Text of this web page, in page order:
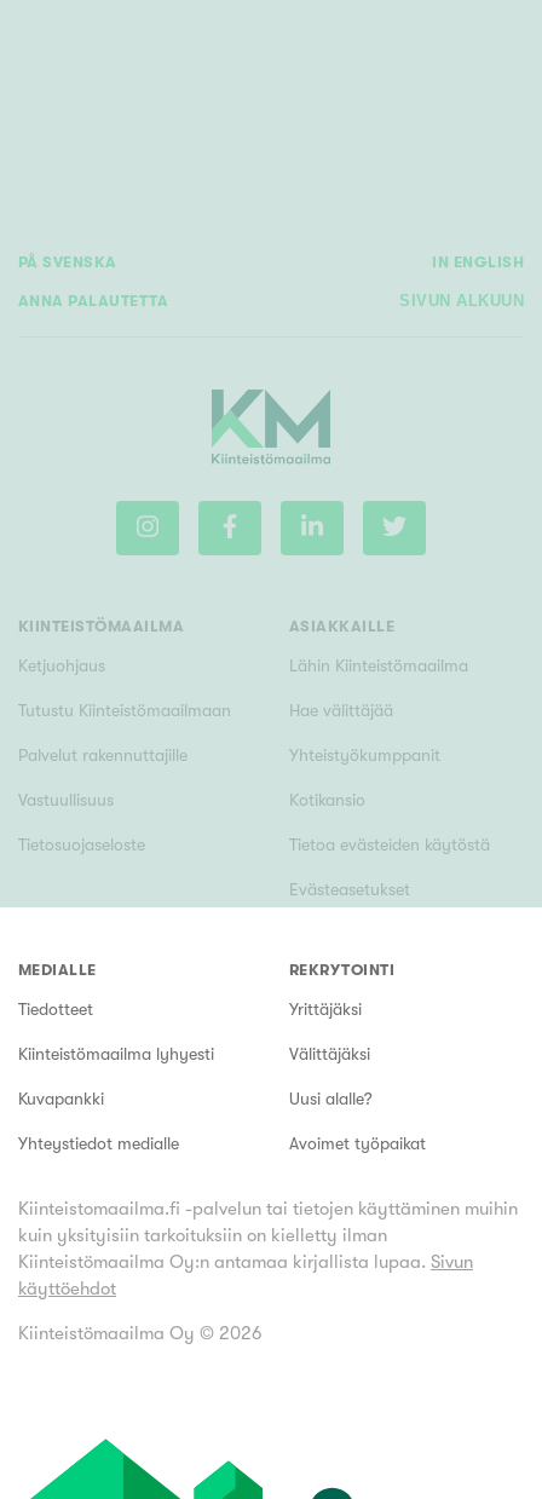
PÅ SVENSKA IN ENGLISH
ANNA PALAUTETTA SIVUN ALKUUN
KIINTEISTÖMAAILMA
Ketjuohjaus
Tutustu Kiinteistömaailmaan
Palvelut rakennuttajille
Vastuullisuus
Tietosuojaseloste
ASIAKKAILLE
Lähin Kiinteistömaailma
Hae välittäjää
Yhteistyökumppanit
Kotikansio
Tietoa evästeiden käytöstä
Evästeasetukset
MEDIALLE
Tiedotteet
Kiinteistömaailma lyhyesti
Kuvapankki
Yhteystiedot medialle
REKRYTOINTI
Yrittäjäksi
Välittäjäksi
Uusi alalle?
Avoimet työpaikat
Kiinteistomaailma.fi -palvelun tai tietojen käyttäminen muihin
kuin yksityisiin tarkoituksiin on kielletty ilman
Kiinteistömaailma Oy:n antamaa kirjallista lupaa. Sivun
käyttöehdot
Kiinteistömaailma Oy © 2026